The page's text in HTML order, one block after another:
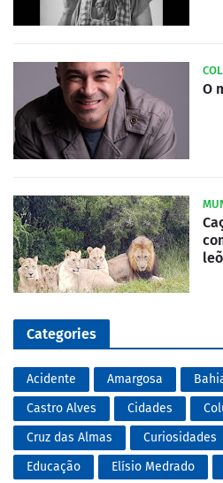
O
Categories
Acidente Amargosa
Castro Alves
Cidades
Cruz das Almas
Curiosidades
Educação
Elísio Medrado